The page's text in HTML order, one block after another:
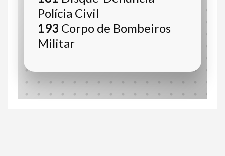
Polícia Civil
193 Corpo de Bombeiros
Militar